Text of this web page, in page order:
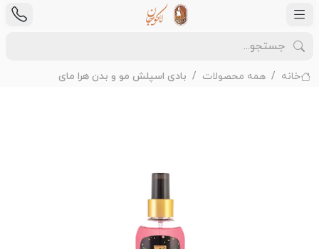
خانه همه محصولات بادی اسپلش مو و بدن هرا مای